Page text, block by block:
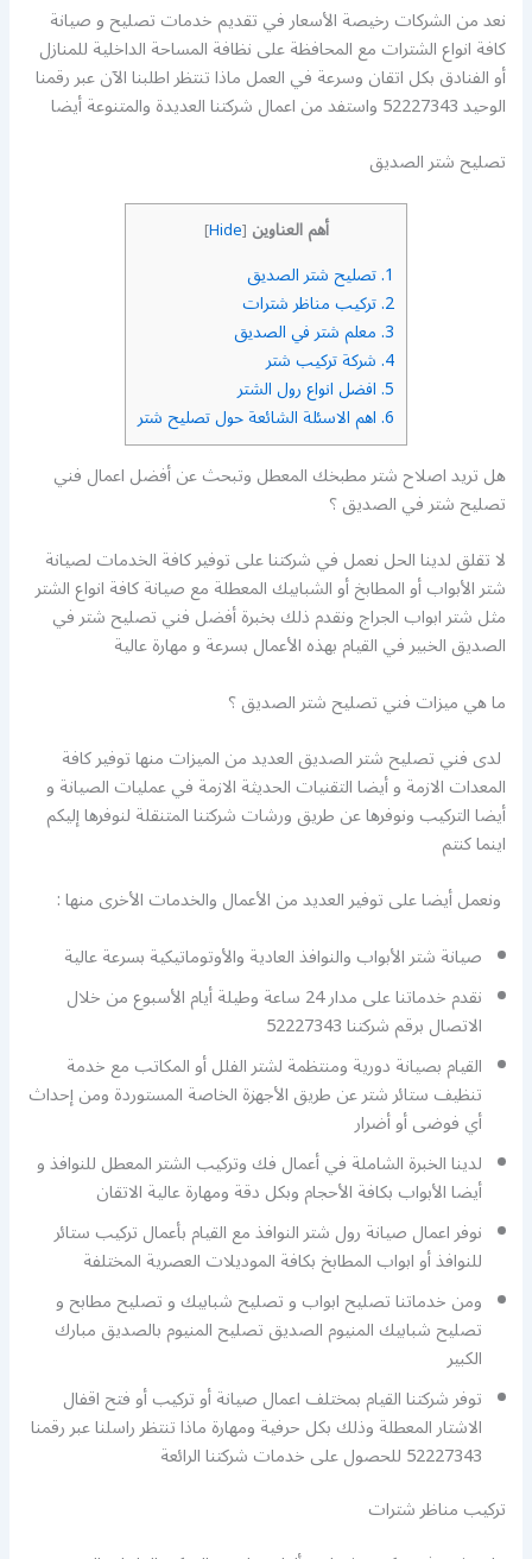
نعد من الشركات رخيصة الأسعار في تقديم خدمات تصليح و صيانة
كافة انواع الشترات مع المحافظة على نظافة المساحة الداخلية للمنازل
أو الفنادق بكل اتقان وسرعة في العمل ماذا تنتظر اطلبنا الآن عبر رقمنا
الوحيد 52227343 واستفد من اعمال شركتنا العديدة والمتنوعة أيضا
تصليح شتر الصديق
أهم العناوين [
Hide
]
1. تصليح شتر الصديق
2. تركيب مناظر شترات
3. معلم شتر في الصديق
4. شركة تركيب شتر
5. افضل انواع رول الشتر
6. اهم الاسئلة الشائعة حول تصليح شتر
هل تريد اصلاح شتر مطبخك المعطل وتبحث عن أفضل اعمال فني
تصليح شتر في الصديق ؟
لا تقلق لدينا الحل نعمل في شركتنا على توفير كافة الخدمات لصيانة
شتر الأبواب أو المطابخ أو الشبابيك المعطلة مع صيانة كافة انواع الشتر
مثل شتر ابواب الجراج ونقدم ذلك بخبرة أفضل فني تصليح شتر في
الصديق الخبير في القيام بهذه الأعمال بسرعة و مهارة عالية
ما هي ميزات فني تصليح شتر الصديق ؟
لدى فني تصليح شتر الصديق العديد من الميزات منها توفير كافة
المعدات الازمة و أيضا التقنيات الحديثة الازمة في عمليات الصيانة و
أيضا التركيب ونوفرها عن طريق ورشات شركتنا المتنقلة لنوفرها إليكم
اينما كنتم
ونعمل أيضا على توفير العديد من الأعمال والخدمات الأخرى منها :
صيانة شتر الأبواب والنوافذ العادية والأوتوماتيكية بسرعة عالية
نقدم خدماتنا على مدار 24 ساعة وطيلة أيام الأسبوع من خلال
الاتصال برقم شركتنا 52227343
القيام بصيانة دورية ومنتظمة لشتر الفلل أو المكاتب مع خدمة
تنظيف ستائر شتر عن طريق الأجهزة الخاصة المستوردة ومن إحداث
أي فوضى أو أضرار
لدينا الخبرة الشاملة في أعمال فك وتركيب الشتر المعطل للنوافذ و
أيضا الأبواب بكافة الأحجام وبكل دقة ومهارة عالية الاتقان
نوفر اعمال صيانة رول شتر النوافذ مع القيام بأعمال تركيب ستائر
للنوافذ أو ابواب المطابخ بكافة الموديلات العصرية المختلفة
ومن خدماتنا تصليح ابواب و تصليح شبابيك و تصليح مطابح و
تصليح شبابيك المنيوم الصديق تصليح المنيوم بالصديق مبارك
الكبير
توفر شركتنا القيام بمختلف اعمال صيانة أو تركيب أو فتح اقفال
الاشتار المعطلة وذلك بكل حرفية ومهارة ماذا تنتظر راسلنا عبر رقمنا
52227343 للحصول على خدمات شركتنا الرائعة
تركيب مناظر شترات